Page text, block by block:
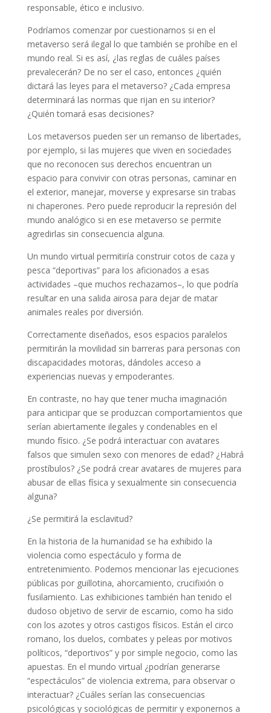
responsable, ético e inclusivo.
Podríamos comenzar por cuestionarnos si en el
metaverso será ilegal lo que también se prohíbe en el
mundo real. Si es así, ¿las reglas de cuáles países
prevalecerán? De no ser el caso, entonces ¿quién
dictará las leyes para el metaverso? ¿Cada empresa
determinará las normas que rijan en su interior?
¿Quién tomará esas decisiones?
Los metaversos pueden ser un remanso de libertades,
por ejemplo, si las mujeres que viven en sociedades
que no reconocen sus derechos encuentran un
espacio para convivir con otras personas, caminar en
el exterior, manejar, moverse y expresarse sin trabas
ni chaperones. Pero puede reproducir la represión del
mundo analógico si en ese metaverso se permite
agredirlas sin consecuencia alguna.
Un mundo virtual permitiría construir cotos de caza y
pesca “deportivas” para los aficionados a esas
actividades –que muchos rechazamos–, lo que podría
resultar en una salida airosa para dejar de matar
animales reales por diversión.
Correctamente diseñados, esos espacios paralelos
permitirán la movilidad sin barreras para personas con
discapacidades motoras, dándoles acceso a
experiencias nuevas y empoderantes.
En contraste, no hay que tener mucha imaginación
para anticipar que se produzcan comportamientos que
serían abiertamente ilegales y condenables en el
mundo físico. ¿Se podrá interactuar con avatares
falsos que simulen sexo con menores de edad? ¿Habrá
prostíbulos? ¿Se podrá crear avatares de mujeres para
abusar de ellas física y sexualmente sin consecuencia
alguna?
¿Se permitirá la esclavitud?
En la historia de la humanidad se ha exhibido la
violencia como espectáculo y forma de
entretenimiento. Podemos mencionar las ejecuciones
públicas por guillotina, ahorcamiento, crucifixión o
fusilamiento. Las exhibiciones también han tenido el
dudoso objetivo de servir de escarnio, como ha sido
con los azotes y otros castigos físicos. Están el circo
romano, los duelos, combates y peleas por motivos
políticos, “deportivos” y por simple negocio, como las
apuestas. En el mundo virtual ¿podrían generarse
“espectáculos” de violencia extrema, para observar o
interactuar? ¿Cuáles serían las consecuencias
psicológicas y sociológicas de permitir y exponernos a